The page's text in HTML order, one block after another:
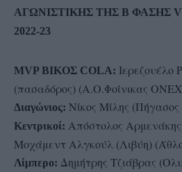
ΑΓΩΝΙΣΤΙΚΗΣ ΤΗΣ Β ΦΑΣΗΣ
2022-23
MVP ΒΙKOΣ COLA: Ιερεζουέλο
(πασαδόρος) (Α.Ο.Φοίνικας
Διαγώνιος: Νίκος Μίλης
Κεντρικοί: Απόστολος
Μοχάμεντ Αλγκούλ (Λιβύη)
Λίμπερο: Δημήτρης Τζιάβρας